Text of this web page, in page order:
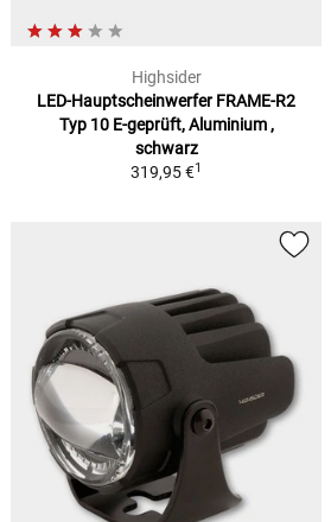
Highsider
LED-Hauptscheinwerfer FRAME-R2
Typ 10 E-geprüft, Aluminium ,
schwarz
319,95 €1